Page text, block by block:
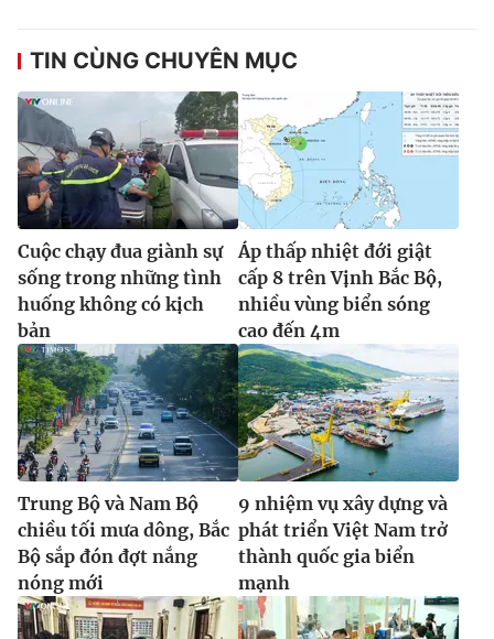
TIN CÙNG CHUYÊN MỤC
Cuộc chạy đua giành sự
sống trong những tình
huống không có kịch
bản
Áp thấp nhiệt đới giật
cấp 8 trên Vịnh Bắc Bộ,
nhiều vùng biển sóng
cao đến 4m
Trung Bộ và Nam Bộ
chiều tối mưa dông, Bắc
Bộ sắp đón đợt nắng
nóng mới
9 nhiệm vụ xây dựng và
phát triển Việt Nam trở
thành quốc gia biển
mạnh